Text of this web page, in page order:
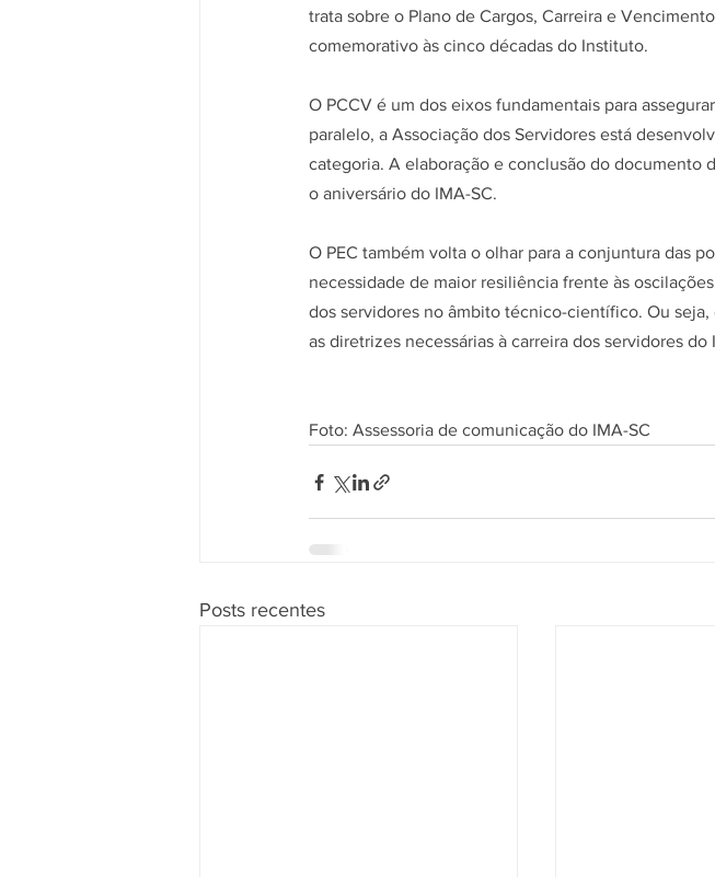
trata sobre o Plano de Cargos, Carreira e
comemorativo às cinco décadas do Instituto.
O PCCV é um dos eixos fundamentais para
paralelo, a Associação dos Servidores está
categoria. A elaboração e conclusão do documento
o aniversário do IMA-SC.
O PEC também volta o olhar para a conjuntura das
necessidade de maior resiliência frente às
dos servidores no âmbito técnico-científico. Ou
as diretrizes necessárias à carreira dos servidores do
Foto: Assessoria de comunicação do IMA-SC
Posts recentes